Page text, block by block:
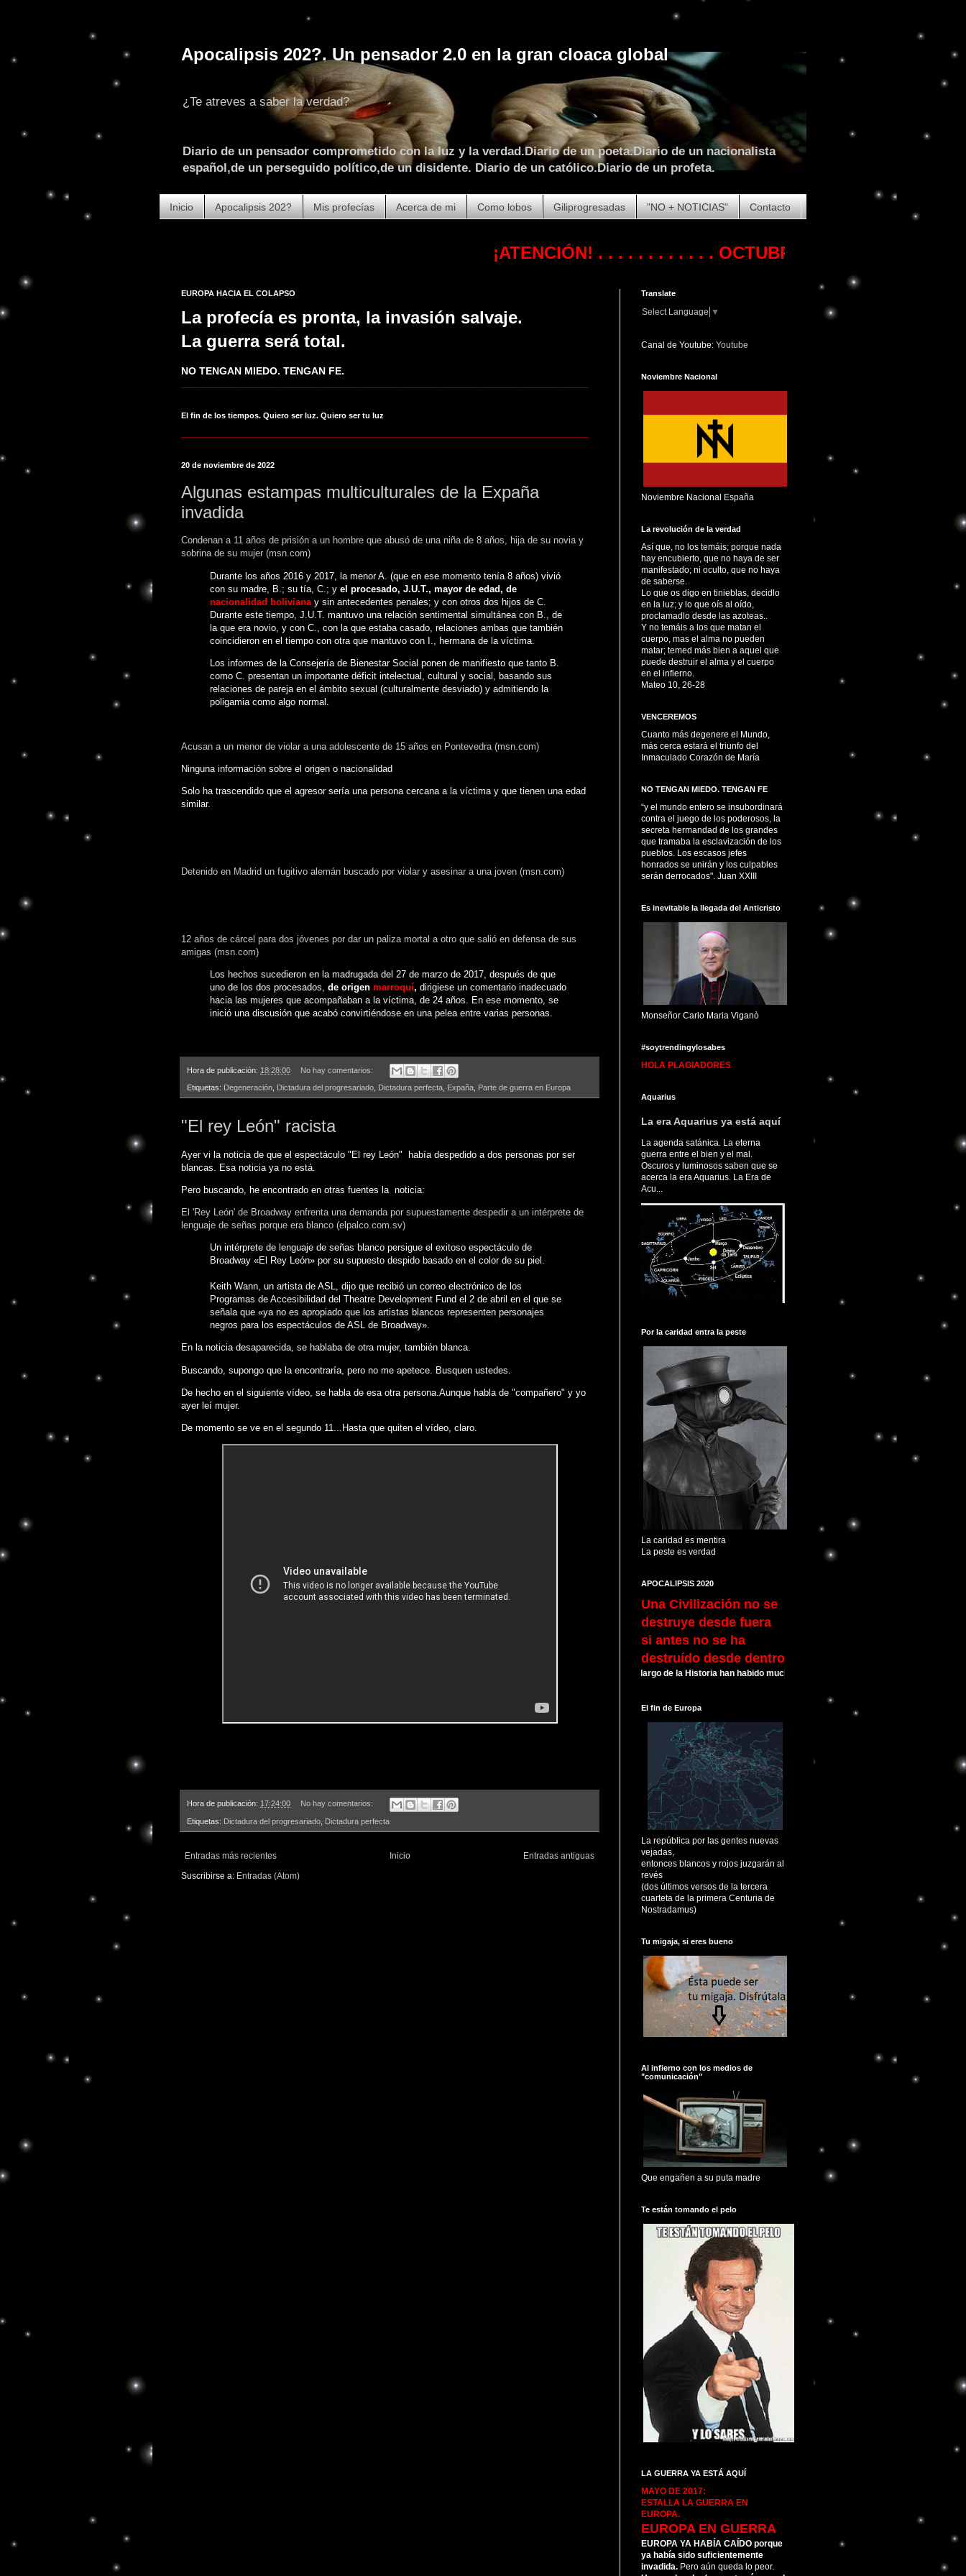
Apocalipsis 202?. Un pensador 2.0 en la gran cloaca global
¿Te atreves a saber la verdad?
Diario de un pensador comprometido con la luz y la verdad.Diario de un poeta.Diario de un nacionalista
español,de un perseguido político,de un disidente. Diario de un católico.Diario de un profeta.
Inicio Apocalipsis 202? Mis profecías Acerca de mi Como lobos Giliprogresadas "NO + NOTICIAS" Contacto
¡ATENCIÓN!. . . . . . . . . . . . OCTUBRE DE 2023. COMIENZA LA
EUROPA HACIA EL COLAPSO
La profecía es pronta, la invasión salvaje.
La guerra será total.
NO TENGAN MIEDO. TENGAN FE.
El fin de los tiempos. Quiero ser luz. Quiero ser tu luz
20 de noviembre de 2022
Algunas estampas multiculturales de la Expaña
invadida
Condenan a 11 años de prisión a un hombre que abusó de una niña de 8 años, hija de su novia y
sobrina de su mujer (msn.com)
Durante los años 2016 y 2017, la menor A. (que en ese momento tenía 8 años) vivió
con su madre, B.; su tía, C.; y el procesado, J.U.T., mayor de edad, de
nacionalidad boliviana y sin antecedentes penales; y con otros dos hijos de C.
Durante este tiempo, J.U.T. mantuvo una relación sentimental simultánea con B., de
la que era novio, y con C., con la que estaba casado, relaciones ambas que también
coincidieron en el tiempo con otra que mantuvo con I., hermana de la víctima.
Los informes de la Consejería de Bienestar Social ponen de manifiesto que tanto B.
como C. presentan un importante déficit intelectual, cultural y social, basando sus
relaciones de pareja en el ámbito sexual (culturalmente desviado) y admitiendo la
poligamia como algo normal.
Acusan a un menor de violar a una adolescente de 15 años en Pontevedra (msn.com)
Ninguna información sobre el origen o nacionalidad
Solo ha trascendido que el agresor sería una persona cercana a la víctima y que tienen una edad
similar.
Detenido en Madrid un fugitivo alemán buscado por violar y asesinar a una joven (msn.com)
12 años de cárcel para dos jóvenes por dar un paliza mortal a otro que salió en defensa de sus
amigas (msn.com)
Los hechos sucedieron en la madrugada del 27 de marzo de 2017, después de que
uno de los dos procesados, de origen marroquí, dirigiese un comentario inadecuado
hacia las mujeres que acompañaban a la víctima, de 24 años. En ese momento, se
inició una discusión que acabó convirtiéndose en una pelea entre varias personas.
Hora de publicación: 18:28:00 No hay comentarios:
Etiquetas: Degeneración Dictadura del progresariado Dictadura perfecta Expaña Parte de guerra en Europa
"El rey León" racista
Ayer vi la noticia de que el espectáculo "El rey León" había despedido a dos personas por ser
blancas. Esa noticia ya no está.
Pero buscando, he encontrado en otras fuentes la noticia:
El 'Rey León' de Broadway enfrenta una demanda por supuestamente despedir a un intérprete de
lenguaje de señas porque era blanco (elpalco.com.sv)
Un intérprete de lenguaje de señas blanco persigue el exitoso espectáculo de
Broadway «El Rey León» por su supuesto despido basado en el color de su piel.
Keith Wann, un artista de ASL, dijo que recibió un correo electrónico de los
Programas de Accesibilidad del Theatre Development Fund el 2 de abril en el que se
señala que «ya no es apropiado que los artistas blancos representen personajes
negros para los espectáculos de ASL de Broadway».
En la noticia desaparecida, se hablaba de otra mujer, también blanca.
Buscando, supongo que la encontraría, pero no me apetece. Busquen ustedes.
De hecho en el siguiente vídeo, se habla de esa otra persona.Aunque habla de "compañero" y yo
ayer leí mujer.
De momento se ve en el segundo 11...Hasta que quiten el vídeo, claro.
Hora de publicación: 17:24:00 No hay comentarios:
Etiquetas: Dictadura del progresariado Dictadura perfecta
Entradas más recientes Entradas antiguas
Inicio
Suscribirse a: Entradas (Atom)
Translate
Select Language ▼
Canal de Youtube: Youtube
Noviembre Nacional
Noviembre Nacional España
La revolución de la verdad
Así que, no los temáis; porque nada
hay encubierto, que no haya de ser
manifestado; ni oculto, que no haya
de saberse.
Lo que os digo en tinieblas, decidlo
en la luz; y lo que oís al oído,
proclamadlo desde las azoteas..
Y no temáis a los que matan el
cuerpo, mas el alma no pueden
matar; temed más bien a aquel que
puede destruir el alma y el cuerpo
en el infierno.
Mateo 10, 26-28
VENCEREMOS
Cuanto más degenere el Mundo,
más cerca estará el triunfo del
Inmaculado Corazón de María
NO TENGAN MIEDO. TENGAN FE
“y el mundo entero se insubordinará
contra el juego de los poderosos, la
secreta hermandad de los grandes
que tramaba la esclavización de los
pueblos. Los escasos jefes
honrados se unirán y los culpables
serán derrocados". Juan XXIII
Es inevitable la llegada del Anticristo
Monseñor Carlo Maria Viganò
#soytrendingylosabes
HOLA PLAGIADORES
Aquarius
La era Aquarius ya está aquí
La agenda satánica. La eterna
guerra entre el bien y el mal.
Oscuros y luminosos saben que se
acerca la era Aquarius. La Era de
Acu...
Por la caridad entra la peste
La caridad es mentira
La peste es verdad
APOCALIPSIS 2020
Una Civilización no se
destruye desde fuera
si antes no se ha
destruído desde dentro
A lo largo de la Historia han habido muchas Civilizaciones que alcanzaron su esplendor y
El fin de Europa
La república por las gentes nuevas
vejadas,
entonces blancos y rojos juzgarán al
revés
(dos últimos versos de la tercera
cuarteta de la primera Centuria de
Nostradamus)
Tu migaja, si eres bueno
Al infierno con los medios de
"comunicación"
Que engañen a su puta madre
Te están tomando el pelo
LA GUERRA YA ESTÁ AQUÍ
MAYO DE 2017:
ESTALLA LA GUERRA EN
EUROPA.
EUROPA EN GUERRA
EUROPA YA HABÍA CAÍDO porque
ya había sido suficientemente
invadida. Pero aún queda lo peor.